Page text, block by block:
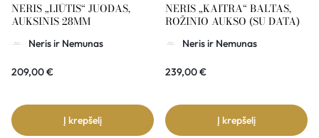
NERIS „LIŪTIS“ JUODAS,
AUKSINIS 28MM
Neris ir Nemunas
209,00€
Į krepšelį
NERIS „KAITRA“ BALTAS,
ROŽINIO AUKSO (SU DATA)
Neris ir Nemunas
239,00€
Į krepšelį